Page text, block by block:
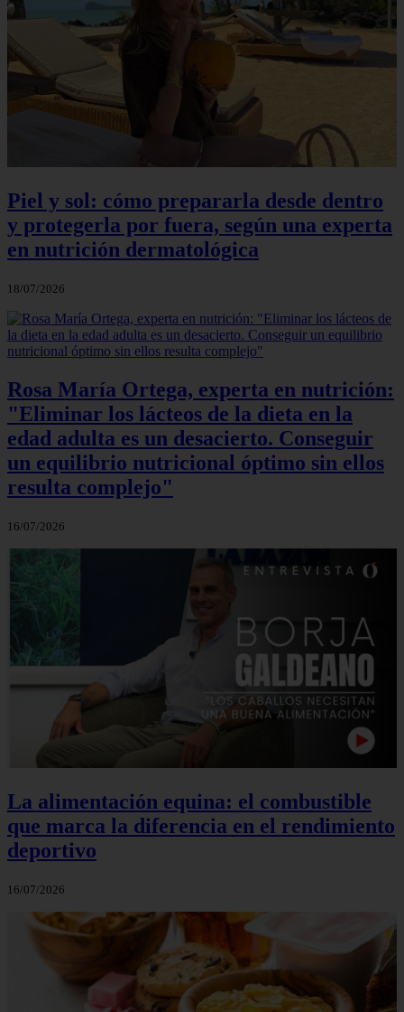
Piel y sol: cómo prepararla desde dentro
y protegerla por fuera, según una experta
en nutrición dermatológica
18/07/2026
Rosa María Ortega, experta en nutrición:
"Eliminar los lácteos de la dieta en la
edad adulta es un desacierto. Conseguir
un equilibrio nutricional óptimo sin ellos
resulta complejo"
16/07/2026
La alimentación equina: el combustible
que marca la diferencia en el rendimiento
deportivo
16/07/2026